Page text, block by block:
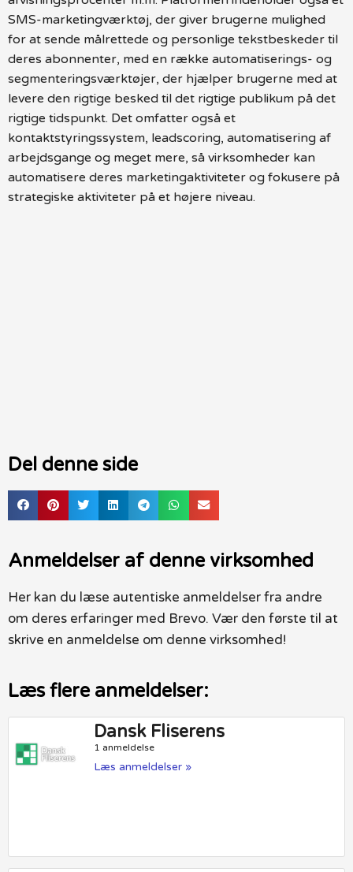
SMS-marketingværktøj, der giver brugerne mulighed
for at sende målrettede og personlige tekstbeskeder til
deres abonnenter, med en række automatiserings- og
segmenteringsværktøjer, der hjælper brugerne med at
levere den rigtige besked til det rigtige publikum på det
rigtige tidspunkt. Det omfatter også et
kontaktstyringssystem, leadscoring, automatisering af
arbejdsgange og meget mere, så virksomheder kan
automatisere deres marketingaktiviteter og fokusere på
strategiske aktiviteter på et højere niveau.
Del denne side
Anmeldelser af denne virksomhed
Her kan du læse autentiske anmeldelser fra andre
om deres erfaringer med Brevo. Vær den første til at
skrive en anmeldelse om denne virksomhed!
Læs flere anmeldelser:
Dansk Fliserens
1 anmeldelse
Læs anmeldelser »